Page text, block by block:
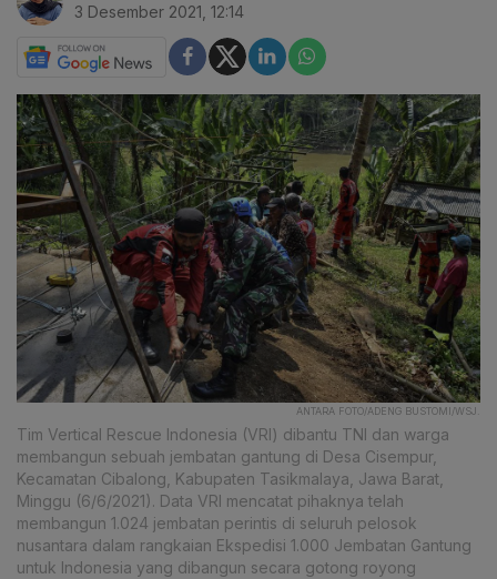
3 Desember 2021, 12:14
ANTARA FOTO/ADENG BUSTOMI/WSJ.
Tim Vertical Rescue Indonesia (VRI) dibantu TNI dan warga
membangun sebuah jembatan gantung di Desa Cisempur,
Kecamatan Cibalong, Kabupaten Tasikmalaya, Jawa Barat,
Minggu (6/6/2021). Data VRI mencatat pihaknya telah
membangun 1.024 jembatan perintis di seluruh pelosok
nusantara dalam rangkaian Ekspedisi 1.000 Jembatan Gantung
untuk Indonesia yang dibangun secara gotong royong